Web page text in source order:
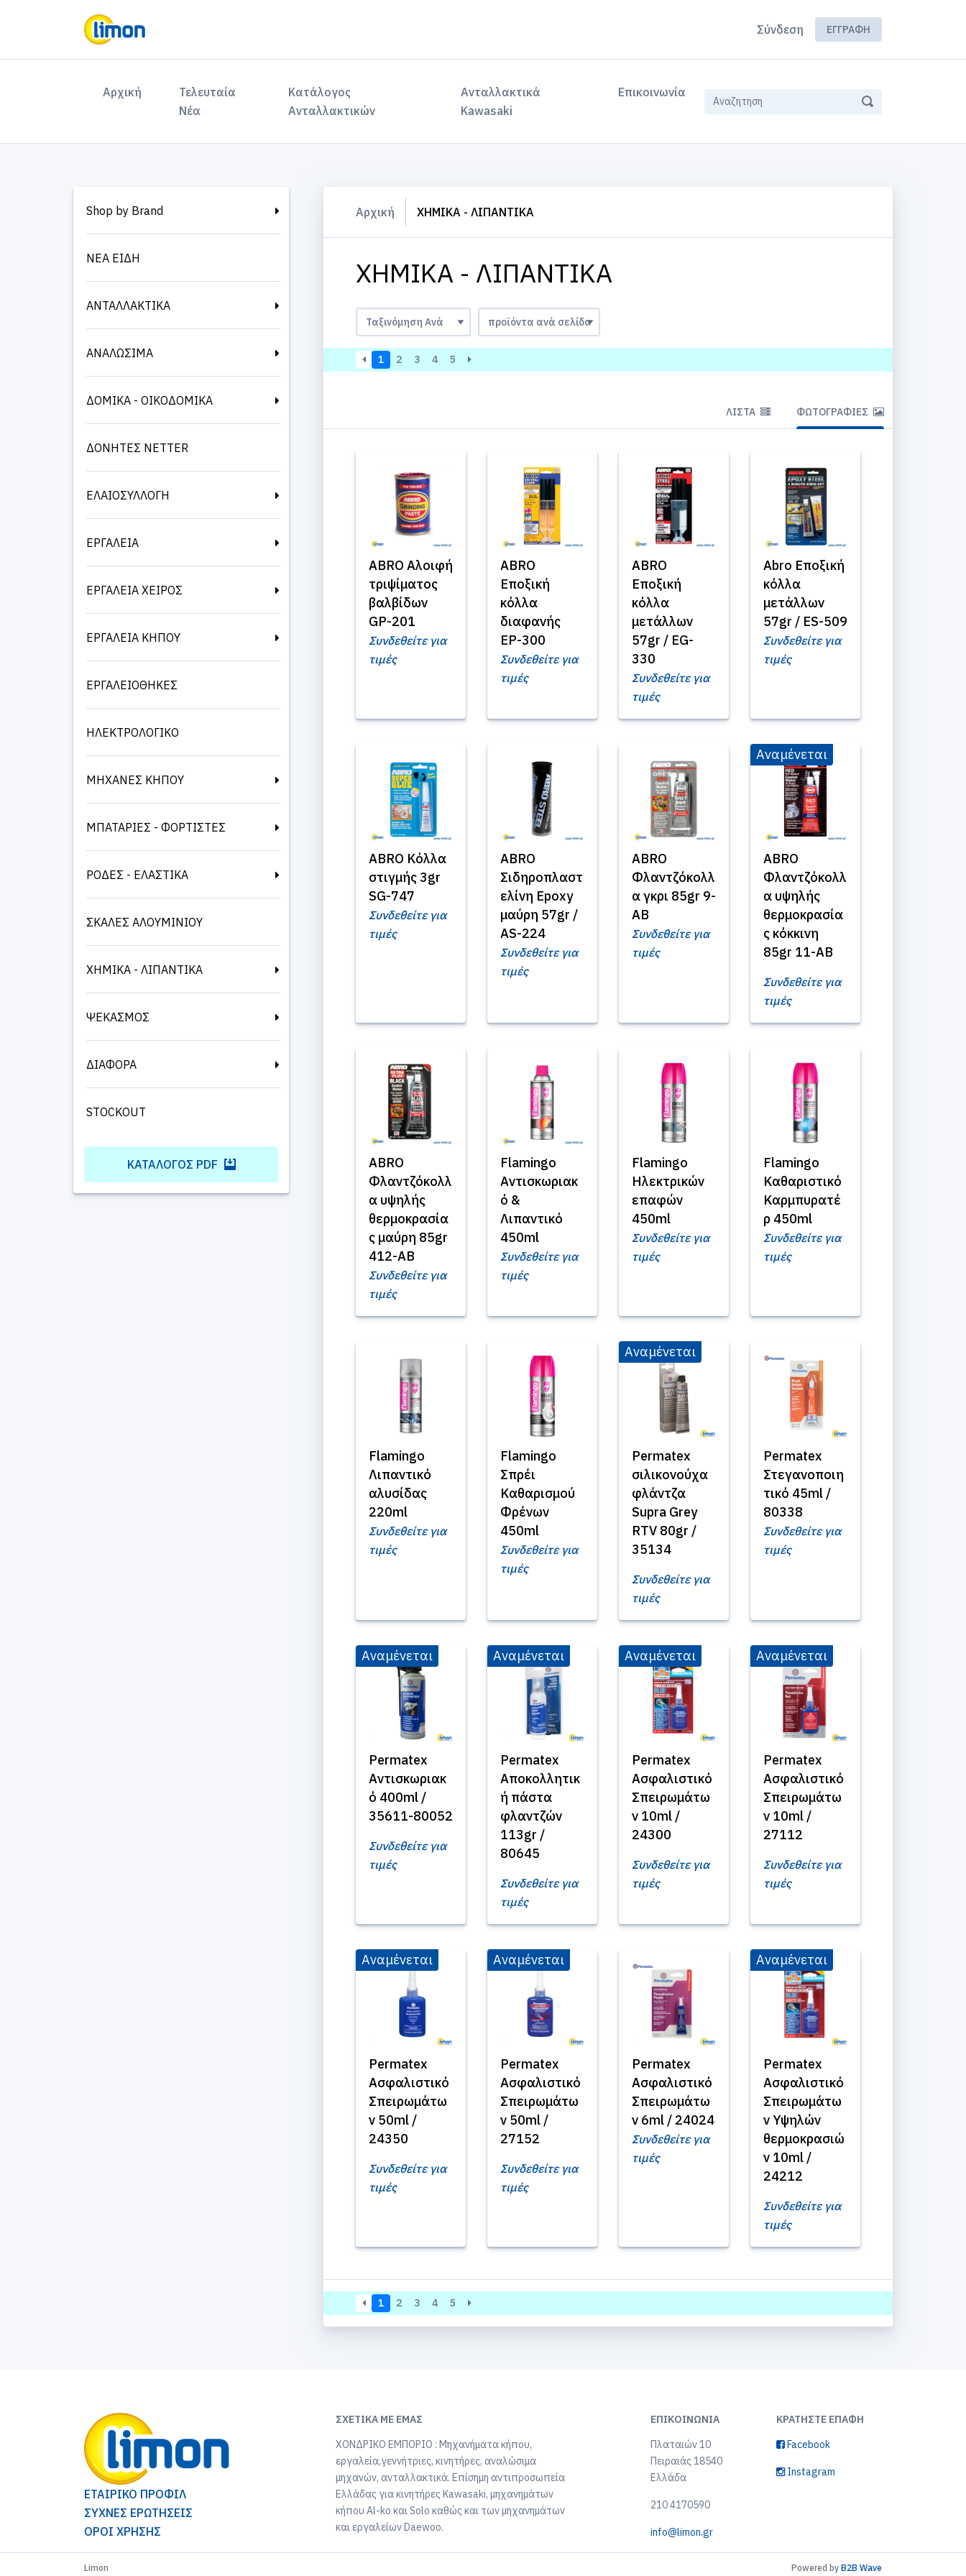
Σύνδεση ΕΓΓΡΑΦΉ
Αρχική (current)Τελευταία
Νέα
Κατάλογος
Ανταλλακτικών
Ανταλλακτικά
Kawasaki
Επικοινωνία
Shop by Brand
ΝΕΑ ΕΙΔΗ
ΑΝΤΑΛΛΑΚΤΙΚΑ
ΑΝΑΛΩΣΙΜΑ
ΔΟΜΙΚΑ - ΟΙΚΟΔΟΜΙΚΑ
ΔΟΝΗΤΕΣ NETTER
ΕΛΑΙΟΣΥΛΛΟΓΗ
ΕΡΓΑΛΕΙΑ
ΕΡΓΑΛΕΙΑ ΧΕΙΡΟΣ
ΕΡΓΑΛΕΙΑ ΚΗΠΟΥ
ΕΡΓΑΛΕΙΟΘΗΚΕΣ
ΗΛΕΚΤΡΟΛΟΓΙΚΟ
ΜΗΧΑΝΕΣ ΚΗΠΟΥ
ΜΠΑΤΑΡΙΕΣ - ΦΟΡΤΙΣΤΕΣ
ΡΟΔΕΣ - ΕΛΑΣΤΙΚΑ
ΣΚΑΛΕΣ ΑΛΟΥΜΙΝΙΟΥ
ΧΗΜΙΚΑ - ΛΙΠΑΝΤΙΚΑ
ΨΕΚΑΣΜΟΣ
ΔΙΑΦΟΡΑ
STOCKOUT
ΚΑΤΆΛΟΓΟΣ PDF
Αρχική ΧΗΜΙΚΑ - ΛΙΠΑΝΤΙΚΑ
ΧΗΜΙΚΑ - ΛΙΠΑΝΤΙΚΑ
1 2 3 4 5
ΛΊΣΤΑ ΦΩΤΟΓΡΑΦΊΕΣ
ABRO Αλοιφή
τριψίματος
βαλβίδων
GP-201
Συνδεθείτε για
τιμές
ABRO
Εποξική
κόλλα
διαφανής
EP-300
Συνδεθείτε για
τιμές
ABRO
Εποξική
κόλλα
μετάλλων
57gr / EG-
330
Συνδεθείτε για
τιμές
Abro Εποξική
κόλλα
μετάλλων
57gr / ES-509
Συνδεθείτε για
τιμές
ABRO Κόλλα
στιγμής 3gr
SG-747
Συνδεθείτε για
τιμές
ABRO
Σιδηροπλαστ
ελίνη Epoxy
μαύρη 57gr /
AS-224
Συνδεθείτε για
τιμές
ABRO
Φλαντζόκολλ
α γκρι 85gr 9-
AB
Συνδεθείτε για
τιμές
ABRO
Φλαντζόκολλ
α υψηλής
θερμοκρασία
ς κόκκινη
85gr 11-AB
Αναμένεται
Συνδεθείτε για
τιμές
ABRO
Φλαντζόκολλ
α υψηλής
θερμοκρασία
ς μαύρη 85gr
412-AB
Συνδεθείτε για
τιμές
Flamingo
Αντισκωριακ
ό &
Λιπαντικό
450ml
Συνδεθείτε για
τιμές
Flamingo
Ηλεκτρικών
επαφών
450ml
Συνδεθείτε για
τιμές
Flamingo
Καθαριστικό
Καρμπυρατέ
ρ 450ml
Συνδεθείτε για
τιμές
Flamingo
Λιπαντικό
αλυσίδας
220ml
Συνδεθείτε για
τιμές
Flamingo
Σπρέι
Καθαρισμού
Φρένων
450ml
Συνδεθείτε για
τιμές
Permatex
σιλικονούχα
φλάντζα
Supra Grey
RTV 80gr /
35134
Αναμένεται
Συνδεθείτε για
τιμές
Permatex
Στεγανοποιη
τικό 45ml /
80338
Συνδεθείτε για
τιμές
Permatex
Αντισκωριακ
ό 400ml /
35611-80052
Αναμένεται
Συνδεθείτε για
τιμές
Permatex
Αποκολλητικ
ή πάστα
φλαντζών
113gr /
80645
Αναμένεται
Συνδεθείτε για
τιμές
Permatex
Ασφαλιστικό
Σπειρωμάτω
ν 10ml /
24300
Αναμένεται
Συνδεθείτε για
τιμές
Permatex
Ασφαλιστικό
Σπειρωμάτω
ν 10ml /
27112
Αναμένεται
Συνδεθείτε για
τιμές
Permatex
Ασφαλιστικό
Σπειρωμάτω
ν 50ml /
24350
Αναμένεται
Συνδεθείτε για
τιμές
Permatex
Ασφαλιστικό
Σπειρωμάτω
ν 50ml /
27152
Αναμένεται
Συνδεθείτε για
τιμές
Permatex
Ασφαλιστικό
Σπειρωμάτω
ν 6ml / 24024
Συνδεθείτε για
τιμές
Permatex
Ασφαλιστικό
Σπειρωμάτω
ν Υψηλών
θερμοκρασιώ
ν 10ml /
24212
Αναμένεται
Συνδεθείτε για
τιμές
1 2 3 4 5
ΕΤΑΙΡΙΚΟ ΠΡΟΦΙΛ
ΣΥΧΝΕΣ ΕΡΩΤΗΣΕΙΣ
ΟΡΟΙ ΧΡΗΣΗΣ
ΣΧΕΤΙΚΆ ΜΕ ΕΜΆΣ
ΧΟΝΔΡΙΚΟ ΕΜΠΟΡΙΟ : Μηχανήματα κήπου,
εργαλεία,γεννήτριες, κινητήρες, αναλώσιμα
μηχανών, ανταλλακτικά. Επίσημη αντιπροσωπεία
Ελλάδας για κινητήρες Kawasaki, μηχανημάτων
κήπου Al-ko και Solo καθώς και των μηχανημάτων
και εργαλείων Daewoo.
ΕΠΙΚΟΙΝΩΝΊΑ
Πλαταιών 10
Πειραιάς 18540
Ελλάδα
210 4170590
info@limon.gr
ΚΡΑΤΉΣΤΕ ΕΠΑΦΉ
Facebook
Instagram
Limon Powered by B2B Wave